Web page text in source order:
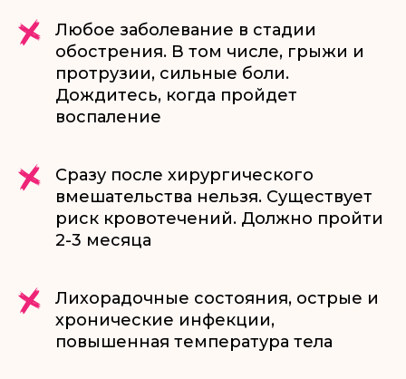
Любое заболевание в стадии
обострения. В том числе, грыжи и
протрузии, сильные боли.
Дождитесь, когда пройдет
воспаление
Сразу после хирургического
вмешательства нельзя. Существует
риск кровотечений. Должно пройти
2-3 месяца
Лихорадочные состояния, острые и
хронические инфекции,
повышенная температура тела